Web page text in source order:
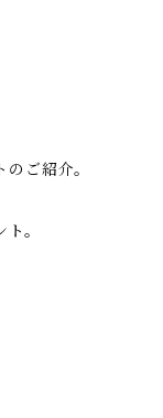
ご紹介。
。